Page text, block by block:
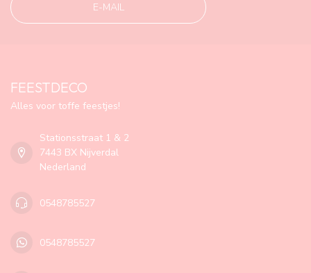
E-MAIL
FEESTDECO
Alles voor toffe feestjes!
Stationsstraat 1 & 2
7443 BX Nijverdal
Nederland
0548785527
0548785527